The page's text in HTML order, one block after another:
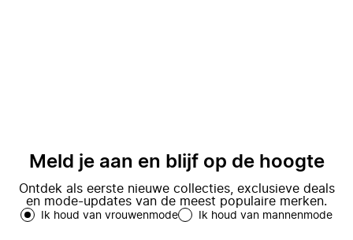
Meld je aan en blijf op de hoogte
Ontdek als eerste nieuwe collecties, exclusieve deals
en mode-updates van de meest populaire merken.
Ik houd van vrouwenmode Ik houd van mannenmode